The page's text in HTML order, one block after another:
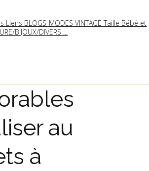
BLOGS-MODES VINTAGE Taille Bébé et
BIJOUX/DIVERS ...
au
à